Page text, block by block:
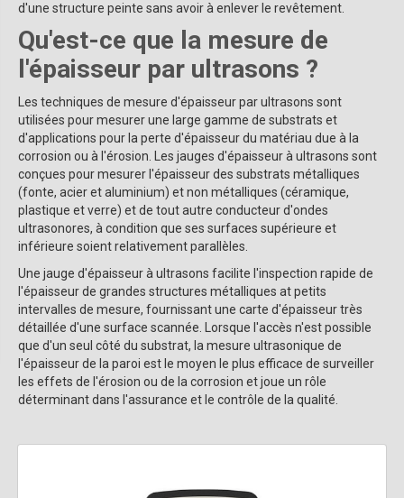
d'une structure peinte sans avoir à enlever le revêtement.
Qu'est-ce que la mesure de
l'épaisseur par ultrasons ?
Les techniques de mesure d'épaisseur par ultrasons sont
utilisées pour mesurer une large gamme de substrats et
d'applications pour la perte d'épaisseur du matériau due à la
corrosion ou à l'érosion. Les jauges d'épaisseur à ultrasons sont
conçues pour mesurer l'épaisseur des substrats métalliques
(fonte, acier et aluminium) et non métalliques (céramique,
plastique et verre) et de tout autre conducteur d'ondes
ultrasonores, à condition que ses surfaces supérieure et
inférieure soient relativement parallèles.
Une jauge d'épaisseur à ultrasons facilite l'inspection rapide de
l'épaisseur de grandes structures métalliques at petits
intervalles de mesure, fournissant une carte d'épaisseur très
détaillée d'une surface scannée. Lorsque l'accès n'est possible
que d'un seul côté du substrat, la mesure ultrasonique de
l'épaisseur de la paroi est le moyen le plus efficace de surveiller
les effets de l'érosion ou de la corrosion et joue un rôle
déterminant dans l'assurance et le contrôle de la qualité.